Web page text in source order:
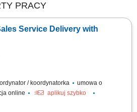
PRACY
Service Delivery with
/ koordynatorka
umowa o
online
aplikuj szybko